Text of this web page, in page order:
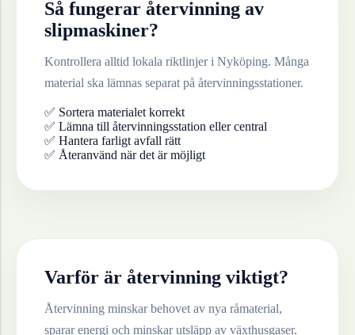
Så fungerar återvinning av
slipmaskiner?
Kontrollera alltid lokala riktlinjer i Nyköping. Många
material ska lämnas separat på återvinningsstationer.
✅ Sortera materialet korrekt
✅ Lämna till återvinningsstation eller central
✅ Hantera farligt avfall rätt
✅ Återanvänd när det är möjligt
Varför är återvinning viktigt?
Återvinning minskar behovet av nya råmaterial,
sparar energi och minskar utsläpp av växthusgaser.